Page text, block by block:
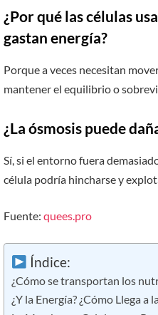
¿Por qué las células
gastan energía?
Porque a veces necesitan
mantener el equilibrio o
¿La ósmosis puede
Sí, si el entorno fuera
célula podría hincharse y
Fuente: quees.pro
Índice:
¿Cómo se transportan los
¿Y la Energía? ¿Cómo Llega a